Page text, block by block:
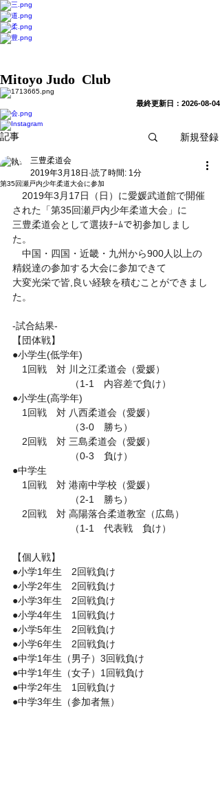
Mitoyo Judo Club
​最終更新日：2026-08-04
記事 新規登録
第35回瀬戸内少年柔道大会に参加
三豊柔道会
2019年3月18日 読了時間: 1分
2019年3月17日（日）に愛媛武道館で開催
された「第35回瀬戸内少年柔道大会」に
三豊柔道会として選抜ﾁｰﾑで初参加しまし
た。
中国・四国・近畿・九州から900人以上の
精鋭達の参加する大会に参加できて
大変光栄で皆,良い経験を積むことができまし
た。
-試合結果-
【団体戦】
●小学生(低学年)
1回戦　対 川之江柔道会（愛媛）
（1-1　内容差で負け）
●小学生(高学年)
1回戦　対 八西柔道会（愛媛）
（3-0　勝ち）
2回戦　対 三島柔道会（愛媛）
（0-3　負け）
●中学生
1回戦　対 港南中学校（愛媛）
（2-1　勝ち）
2回戦　対 高陽落合柔道教室（広島）
（1-1　代表戦　負け）
【個人戦】
●小学1年生　2回戦負け
●小学2年生　2回戦負け
●小学3年生　2回戦負け
●小学4年生　1回戦負け
●小学5年生　2回戦負け
●小学6年生　2回戦負け
●中学1年生（男子）3回戦負け
●中学1年生（女子）1回戦負け
●中学2年生　1回戦負け
●中学3年生（参加者無）